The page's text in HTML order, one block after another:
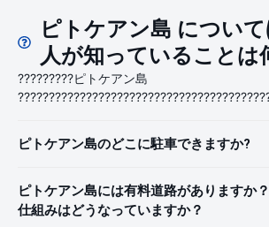
ピトケアン島 につい
人が知っていることは
?????????ピトケアン島
ピトケアン島のどこに駐車できますか?
ピトケアン島には有料道路がありますか
仕組みはどうなっていますか？